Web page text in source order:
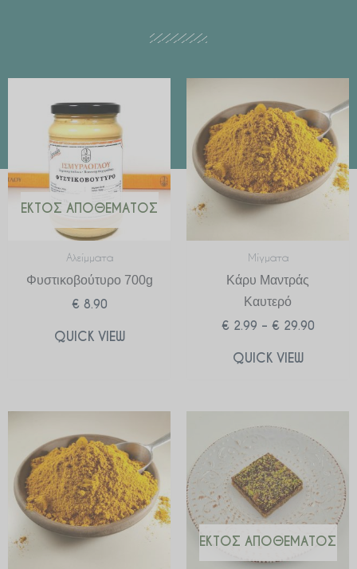
ΕΚΤΌΣ ΑΠΟΘΈΜΑΤΟΣ
Αλείμματα
Φυστικοβούτυρο 700g
€ 8.90
QUICK VIEW
Μίγματα
Κάρυ Μαντράς
Καυτερό
€ 2.99 – € 29.90
range:
€ 2.99
through
€ 29.90
QUICK VIEW
range:
€ 2.99
through
€ 29.90
ΕΚΤΌΣ ΑΠΟΘΈΜΑΤΟΣ